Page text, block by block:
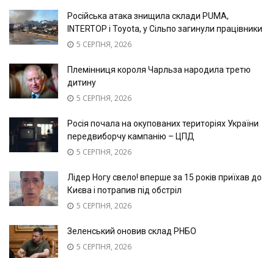
Російська атака знищила склади PUMA,
INTERTOP і Toyota, у Сільпо загинули працівники
5 СЕРПНЯ, 2026
Племінниця короля Чарльза народила третю
дитину
5 СЕРПНЯ, 2026
Росія почала на окупованих територіях України
передвиборчу кампанію – ЦПД
5 СЕРПНЯ, 2026
Лідер Ногу свело! вперше за 15 років приїхав до
Києва і потрапив під обстріл
5 СЕРПНЯ, 2026
Зеленський оновив склад РНБО
5 СЕРПНЯ, 2026